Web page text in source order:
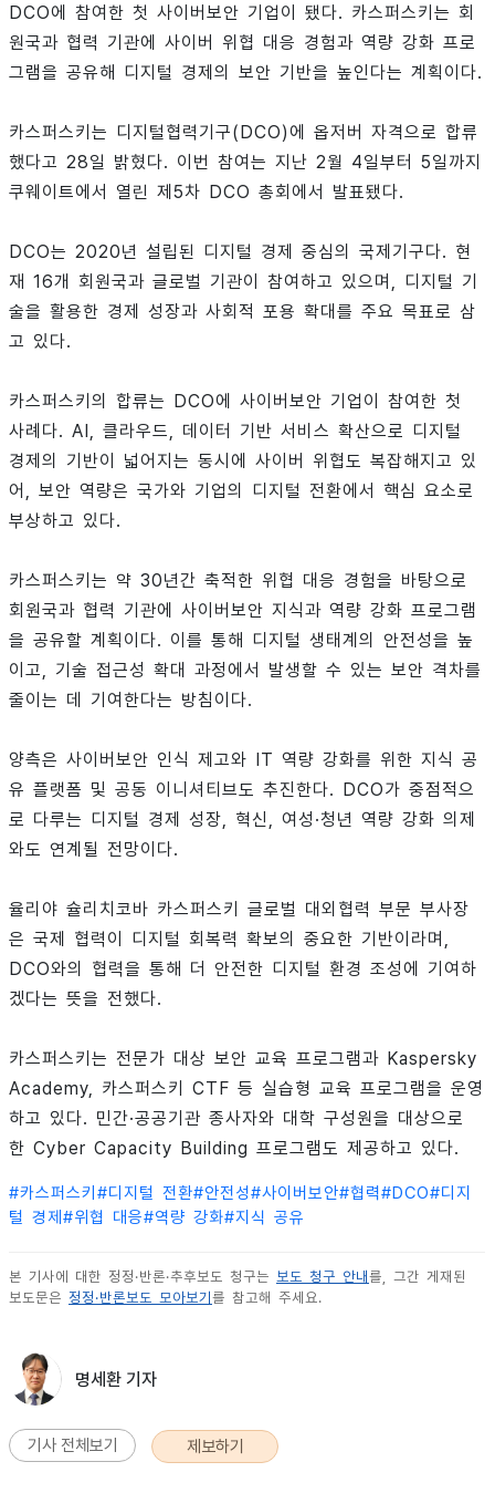
DCO에 참여한 첫 사이버보안 기업이 됐다. 카스퍼스키는 회
원국과 협력 기관에 사이버 위협 대응 경험과 역량 강화 프로
그램을 공유해 디지털 경제의 보안 기반을 높인다는 계획이다.
카스퍼스키는 디지털협력기구(DCO)에 옵저버 자격으로 합류
했다고 28일 밝혔다. 이번 참여는 지난 2월 4일부터 5일까지
쿠웨이트에서 열린 제5차 DCO 총회에서 발표됐다.
DCO는 2020년 설립된 디지털 경제 중심의 국제기구다. 현
재 16개 회원국과 글로벌 기관이 참여하고 있으며, 디지털 기
술을 활용한 경제 성장과 사회적 포용 확대를 주요 목표로 삼
고 있다.
카스퍼스키의 합류는 DCO에 사이버보안 기업이 참여한 첫
사례다. AI, 클라우드, 데이터 기반 서비스 확산으로 디지털
경제의 기반이 넓어지는 동시에 사이버 위협도 복잡해지고 있
어, 보안 역량은 국가와 기업의 디지털 전환에서 핵심 요소로
부상하고 있다.
카스퍼스키는 약 30년간 축적한 위협 대응 경험을 바탕으로
회원국과 협력 기관에 사이버보안 지식과 역량 강화 프로그램
을 공유할 계획이다. 이를 통해 디지털 생태계의 안전성을 높
이고, 기술 접근성 확대 과정에서 발생할 수 있는 보안 격차를
줄이는 데 기여한다는 방침이다.
양측은 사이버보안 인식 제고와 IT 역량 강화를 위한 지식 공
유 플랫폼 및 공동 이니셔티브도 추진한다. DCO가 중점적으
로 다루는 디지털 경제 성장, 혁신, 여성·청년 역량 강화 의제
와도 연계될 전망이다.
율리야 슐리치코바 카스퍼스키 글로벌 대외협력 부문 부사장
은 국제 협력이 디지털 회복력 확보의 중요한 기반이라며,
DCO와의 협력을 통해 더 안전한 디지털 환경 조성에 기여하
겠다는 뜻을 전했다.
카스퍼스키는 전문가 대상 보안 교육 프로그램과 Kaspersky
Academy, 카스퍼스키 CTF 등 실습형 교육 프로그램을 운영
하고 있다. 민간·공공기관 종사자와 대학 구성원을 대상으로
한 Cyber Capacity Building 프로그램도 제공하고 있다.
#카스퍼스키 #디지털 전환#안전성#사이버보안#협력#DCO#디지
털 경제 #위협 대응#역량 강화#지식 공유
본 기사에 대한 정정·반론·추후보도 청구는 보도 청구 안내 를, 그간 게재된
보도문은 정정·반론보도 모아보기 를 참고해 주세요.
명세환 기자
기사 전체보기 제보하기